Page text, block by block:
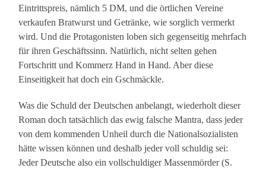
Eintrittspreis, nämlich 5 DM, und die örtlichen Vereine
verkaufen Bratwurst und Getränke, wie sorglich vermerkt
wird. Und die Protagonisten loben sich gegenseitig mehrfach
für ihren Geschäftssinn. Natürlich, nicht selten gehen
Fortschritt und Kommerz Hand in Hand. Aber diese
Einseitigkeit hat doch ein Gschmäckle.
Was die Schuld der Deutschen anbelangt, wiederholt dieser
Roman doch tatsächlich das ewig falsche Mantra, dass jeder
von dem kommenden Unheil durch die Nationalsozialisten
hätte wissen können und deshalb jeder voll schuldig sei:
Jeder Deutsche also ein vollschuldiger Massenmörder (S.